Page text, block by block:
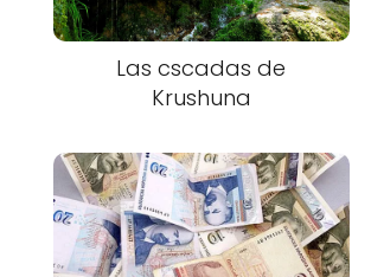
Las cscadas de
Krushuna